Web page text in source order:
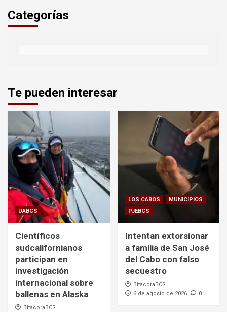
Categorías
Te pueden interesar
UABCS
Científicos
sudcalifornianos
participan en
investigación
internacional sobre
ballenas en Alaska
BitacoraBCS
LOS CABOS
MUNICIPIOS
PJEBCS
Intentan extorsionar
a familia de San José
del Cabo con falso
secuestro
BitacoraBCS
6 de agosto de 2026
0